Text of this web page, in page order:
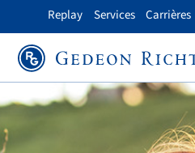
Replay Services Carrières